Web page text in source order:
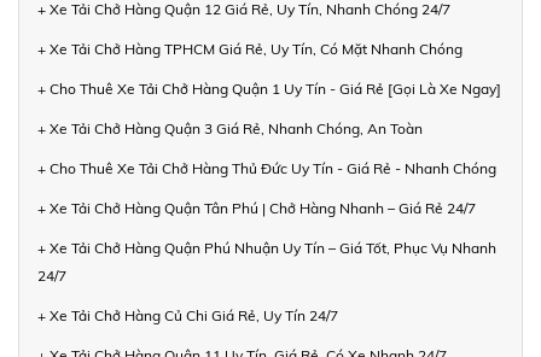
+ Xe Tải Chở Hàng Quận 12 Giá Rẻ, Uy Tín, Nhanh Chóng 24/7
+ Xe Tải Chở Hàng TPHCM Giá Rẻ, Uy Tín, Có Mặt Nhanh Chóng
+ Cho Thuê Xe Tải Chở Hàng Quận 1 Uy Tín - Giá Rẻ [Gọi Là Xe Ngay]
+ Xe Tải Chở Hàng Quận 3 Giá Rẻ, Nhanh Chóng, An Toàn
+ Cho Thuê Xe Tải Chở Hàng Thủ Đức Uy Tín - Giá Rẻ - Nhanh Chóng
+ Xe Tải Chở Hàng Quận Tân Phú | Chở Hàng Nhanh – Giá Rẻ 24/7
+ Xe Tải Chở Hàng Quận Phú Nhuận Uy Tín – Giá Tốt, Phục Vụ Nhanh
24/7
+ Xe Tải Chở Hàng Củ Chi Giá Rẻ, Uy Tín 24/7